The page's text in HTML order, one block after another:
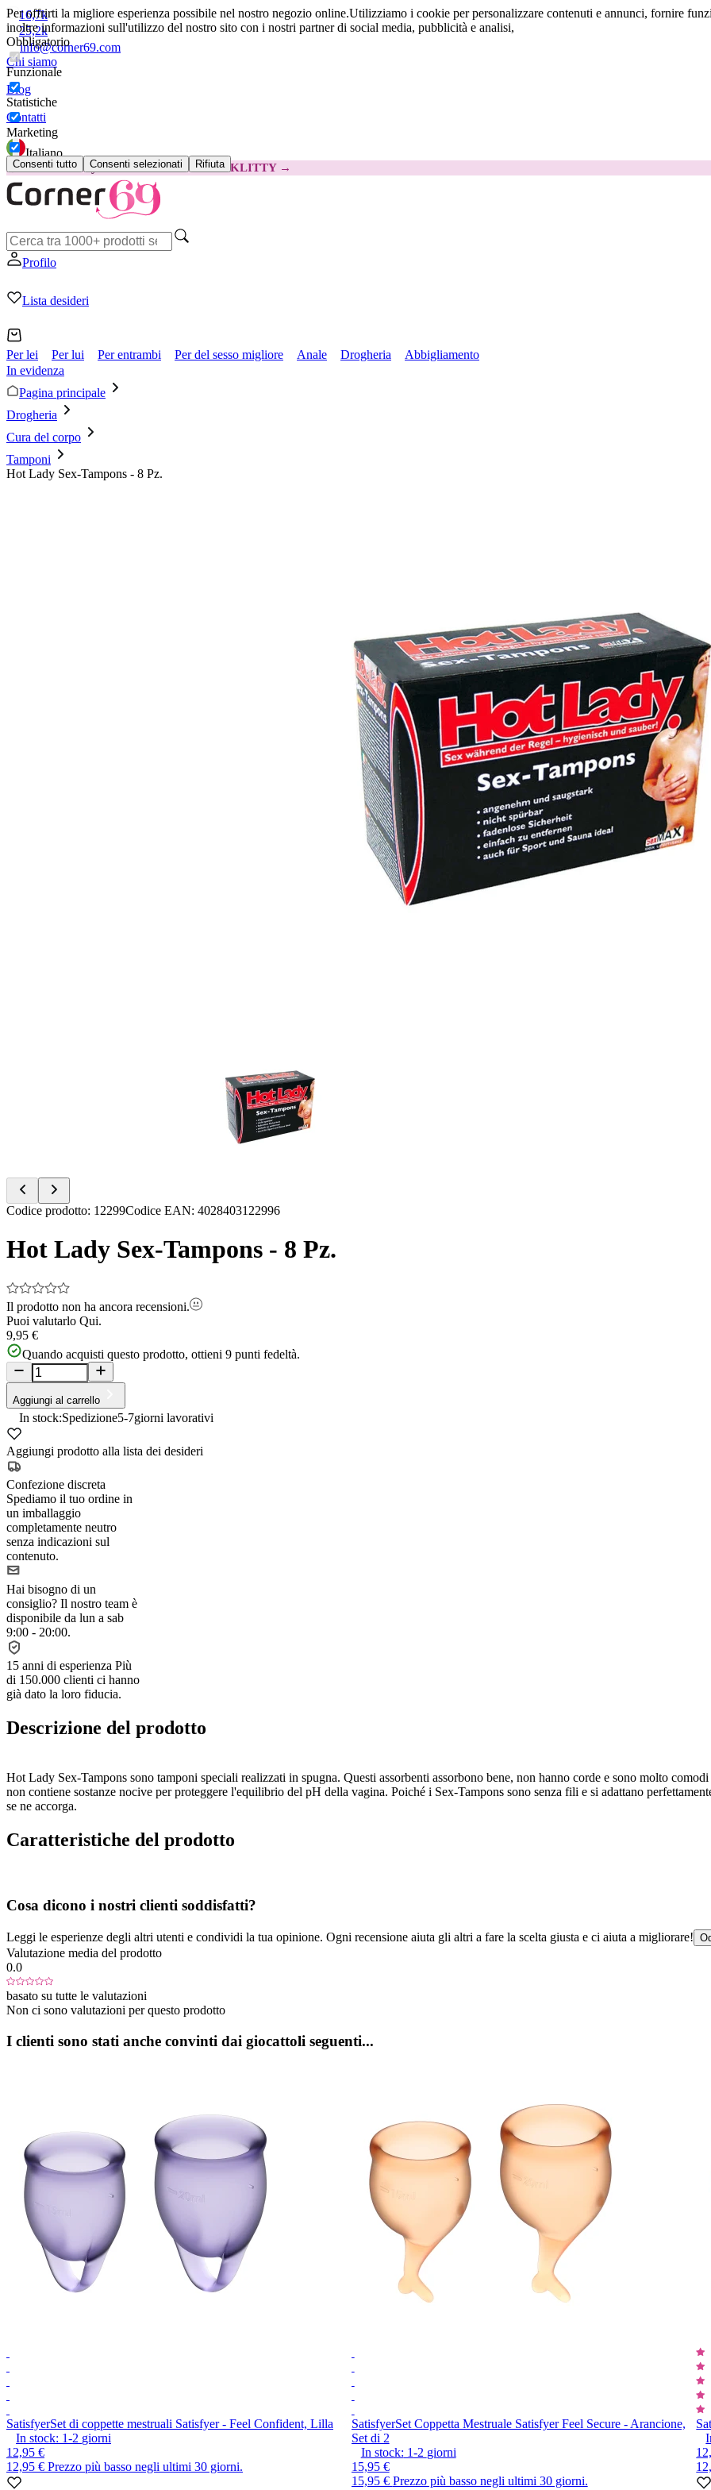
Per offrirti la migliore esperienza possibile nel nostro negozio online.Utilizziamo i cookie per personalizzare contenuti e annunci, fornire
inoltre informazioni sull'utilizzo del nostro sito con i nostri partner di social media, pubblicità e analisi,
Obbligatorio
Funzionale
Statistiche
Marketing
Consenti tutto Consenti selezionati Rifiuta
16,7k
25,2k
info@corner69.com
Chi siamo
Blog
Contatti
Italiano
😽Svakom Klitty: 15 € IN MENO Codice: KLITTY →
Profilo
Lista desideri
Per lei Per lui Per entrambi Per del sesso migliore Anale Drogheria
Abbigliamento
In evidenza
Pagina principale
Drogheria
Cura del corpo
Tamponi
Hot Lady Sex-Tampons - 8 Pz.
Item
of
Codice prodotto: 12299Codice EAN: 4028403122996
Hot Lady Sex-Tampons - 8 Pz.
Il prodotto non ha ancora recensioni.
Puoi valutarlo Qui.
9,95 €
Quando acquisti questo prodotto, ottieni 9 punti fedeltà.
Aggiungi al carrello
In stock:Spedizione5-7giorni lavorativi
Aggiungi prodotto alla lista dei desideri
Confezione discreta
Spediamo il tuo ordine in
un imballaggio
completamente neutro
senza indicazioni sul
contenuto.
Hai bisogno di un
consiglio? Il nostro team è
disponibile da lun a sab
9:00 - 20:00.
15 anni di esperienza Più
di 150.000 clienti ci hanno
già dato la loro fiducia.
Descrizione del prodotto
Hot Lady Sex-Tampons sono tamponi speciali realizzati in spugna. Questi assorbenti assorbono bene, non hanno corde e sono molto
non contiene sostanze nocive per proteggere l'equilibrio del pH della vagina. Poiché i Sex-Tampons sono senza fili e si adattano
se ne accorga.
Caratteristiche del prodotto
Cosa dicono i nostri clienti soddisfatti?
Leggi le esperienze degli altri utenti e condividi la tua opinione. Ogni recensione aiuta gli altri a fare la scelta giusta e ci aiuta a migliorare!
Valutazione media del prodotto
0.0
basato su tutte le valutazioni
Non ci sono valutazioni per questo prodotto
I clienti sono stati anche convinti dai giocattoli seguenti...
SatisfyerSet di coppette mestruali Satisfyer - Feel Confident, Lilla
In stock: 1-2 giorni
12,95 €
12,95 € Prezzo più basso negli ultimi 30 giorni.
SatisfyerSet Coppetta Mestruale Satisfyer Feel Secure - Arancione,
Set di 2
In stock: 1-2 giorni
15,95 €
15,95 € Prezzo più basso negli ultimi 30 giorni.